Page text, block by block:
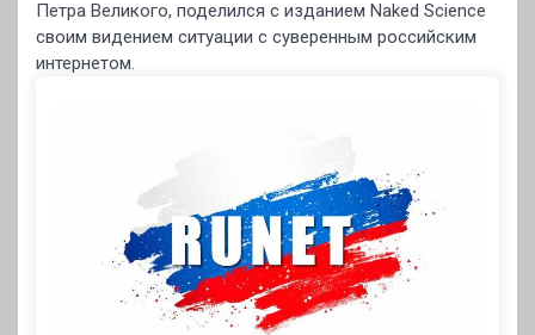
Петра Великого, поделился с изданием Naked Science
своим видением ситуации с суверенным российским
интернетом.